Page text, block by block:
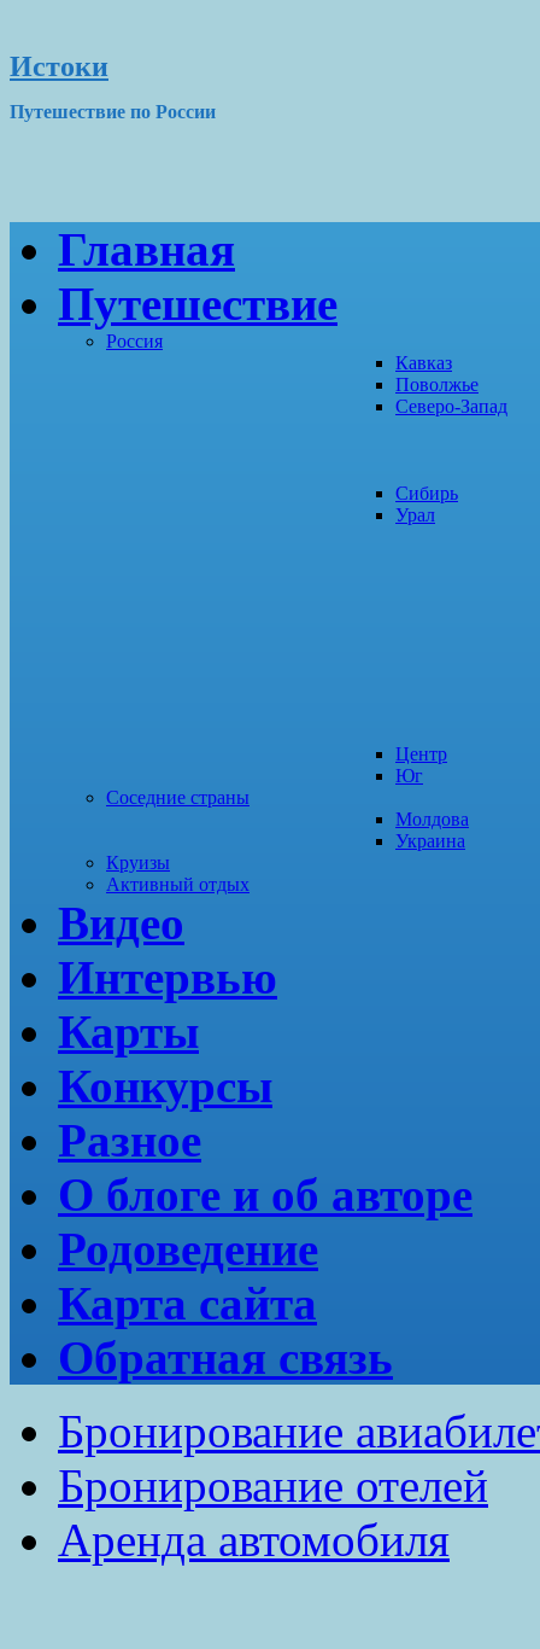
Истоки
Путешествие по России
Главная
Путешествие
Россия
Кавказ
Поволжье
Северо-Запад
Сибирь
Урал
Центр
Юг
Соседние страны
Молдова
Украина
Круизы
Активный отдых
Видео
Интервью
Карты
Конкурсы
Разное
О блоге и об авторе
Родоведение
Карта сайта
Обратная связь
Бронирование
Бронирование отелей
Аренда автомобиля